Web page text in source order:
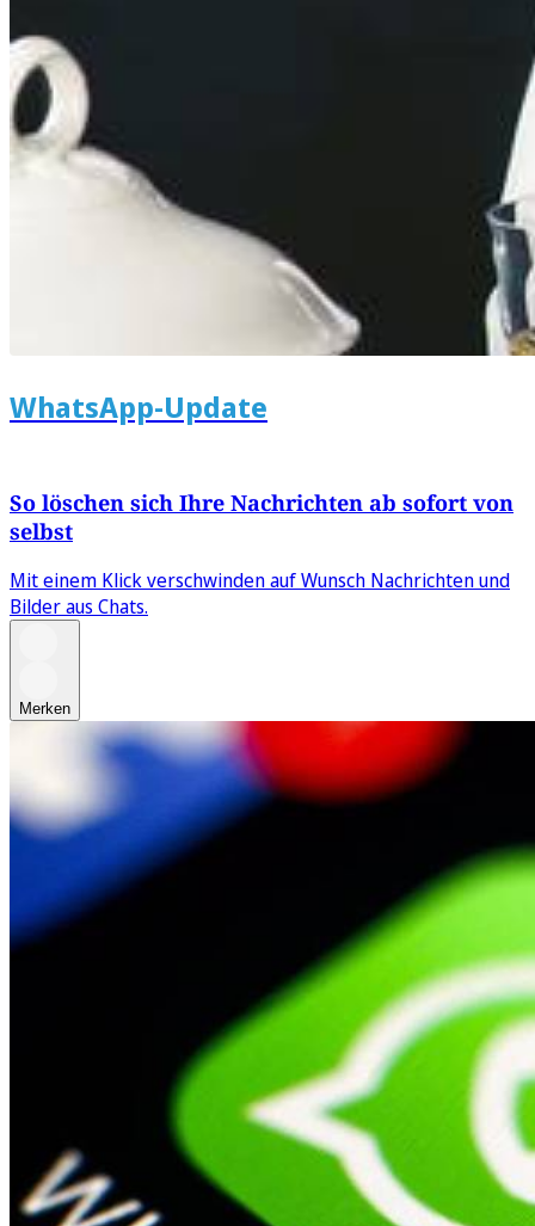
WhatsApp-Update
So löschen sich Ihre Nachrichten ab sofort von
selbst
Mit einem Klick verschwinden auf Wunsch Nachrichten und
Bilder aus Chats.
Merken